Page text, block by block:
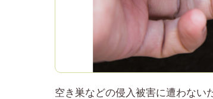
空き巣などの侵入被害に遭わない